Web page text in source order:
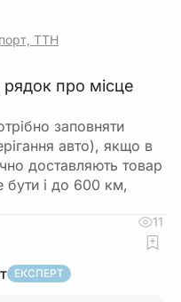
ТТН
про місце
заповняти
авто), якщо в
доставляють товар
бути і до 600 км,
11
ЕКСПЕРТ